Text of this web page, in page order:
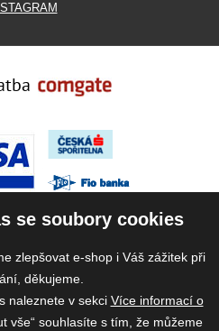
se soubory cookies
zlepšovat e-shop i Váš zážitek při
děkujeme.
naleznete v sekci Více informací o
vše“ souhlasíte s tím, že můžeme